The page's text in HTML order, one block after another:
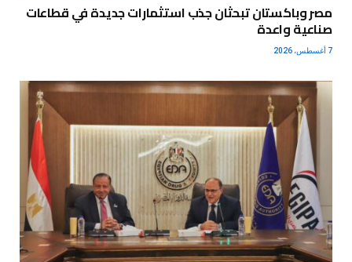
مصر وباكستان تبحثان جذب استثمارات جديدة في قطاعات
صناعية واعدة
7 أغسطس، 2026